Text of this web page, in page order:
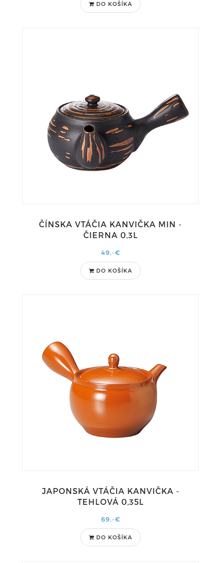
DO KOŠÍKA
ČÍNSKA VTÁČIA KANVIČKA MIN -
ČIERNA 0,3L
49,-€
DO KOŠÍKA
JAPONSKÁ VTÁČIA KANVIČKA -
TEHLOVÁ 0,35L
69,-€
DO KOŠÍKA